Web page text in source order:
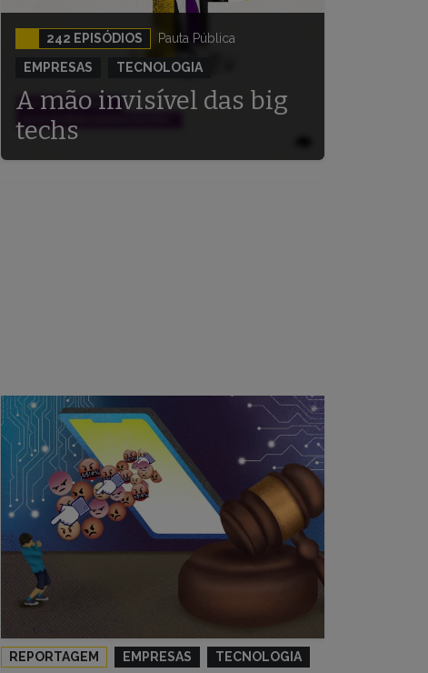
242 EPISÓDIOS
Pauta Pública
EMPRESAS
TECNOLOGIA
A mão invisível das big
techs
REPORTAGEM EMPRESAS TECNOLOGIA